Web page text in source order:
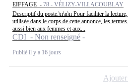
EIFFAGE - 78 - VÉLIZY-VILLACOUBLAY
Descriptif du poste:\n\n\n Pour faciliter la
utilisée dans le corps de cette annonce, les
aussi bien aux femmes et aux...
CDI - Non renseigné
Publié il y a 16 jours